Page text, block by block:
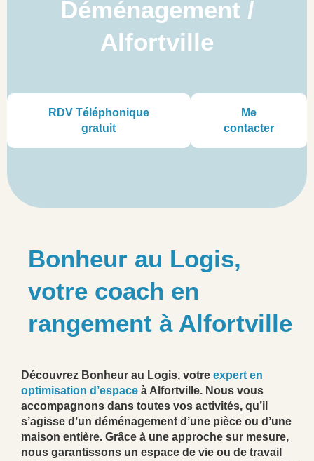
Déménagement /
Alfortville
RDV Téléphonique
gratuit
Me
contacter
Bonheur au Logis,
votre coach en
rangement à Alfortville
Découvrez Bonheur au Logis, votre expert en
optimisation d’espace à Alfortville. Nous vous
accompagnons dans toutes vos activités, qu’il
s’agisse d’un déménagement d’une pièce ou d’une
maison entière. Grâce à une approche sur mesure,
nous garantissons un espace de vie ou de travail